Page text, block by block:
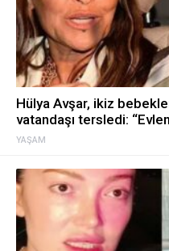
YAŞAM
Hülya Avşar, ikiz
vatandaşı tersledi: